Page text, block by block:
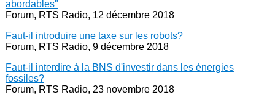
abordables"
Forum, RTS Radio, 12 décembre 2018
Faut-il introduire une taxe sur les robots?
Forum, RTS Radio, 9 décembre 2018
Faut-il interdire à la BNS d'investir dans les énergies
fossiles?
Forum, RTS Radio, 23 novembre 2018